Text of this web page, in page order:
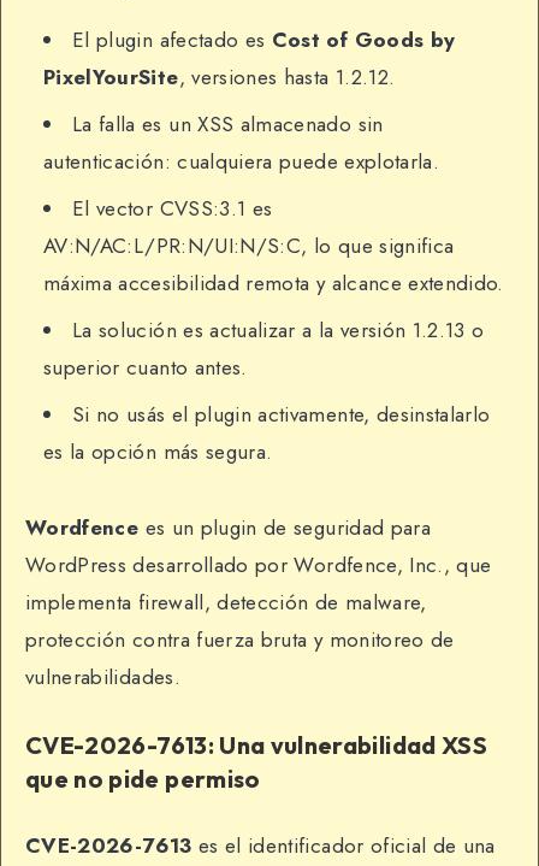
El plugin afectado es Cost of Goods by
PixelYourSite, versiones hasta 1.2.12.
La falla es un XSS almacenado sin
autenticación: cualquiera puede explotarla.
El vector CVSS:3.1 es
AV:N/AC:L/PR:N/UI:N/S:C, lo que significa
máxima accesibilidad remota y alcance extendido.
La solución es actualizar a la versión 1.2.13 o
superior cuanto antes.
Si no usás el plugin activamente, desinstalarlo
es la opción más segura.
Wordfence es un plugin de seguridad para
WordPress desarrollado por Wordfence, Inc., que
implementa firewall, detección de malware,
protección contra fuerza bruta y monitoreo de
vulnerabilidades.
CVE-2026-7613: Una vulnerabilidad XSS
que no pide permiso
CVE-2026-7613 es el identificador oficial de una